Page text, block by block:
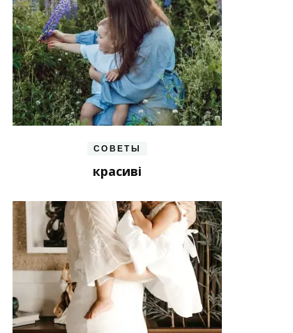
СОВЕТЫ
красиві